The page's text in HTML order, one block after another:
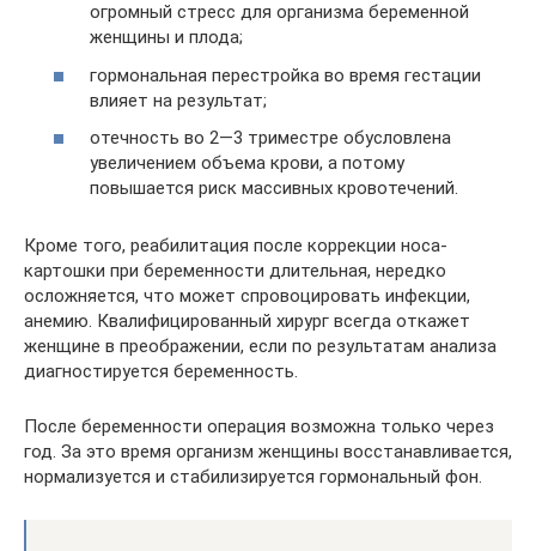
огромный стресс для организма беременной
женщины и плода;
гормональная перестройка во время гестации
влияет на результат;
отечность во 2—3 триместре обусловлена
увеличением объема крови, а потому
повышается риск массивных кровотечений.
Кроме того, реабилитация после коррекции носа-
картошки при беременности длительная, нередко
осложняется, что может спровоцировать инфекции,
анемию. Квалифицированный хирург всегда откажет
женщине в преображении, если по результатам анализа
диагностируется беременность.
После беременности операция возможна только через
год. За это время организм женщины восстанавливается,
нормализуется и стабилизируется гормональный фон.